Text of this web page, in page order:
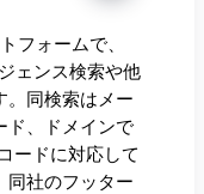
フォームで、
ェンス検索や他
。同検索はメー
ド、ドメインで
ードに対応して
同社のフッター